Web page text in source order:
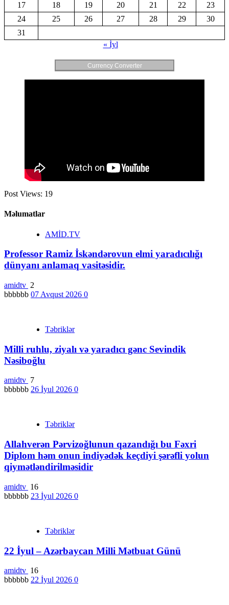
17
18 19 20 21 22
23
24
25 26 27 28 29
30
31
« İyl
Currency Converter
Post Views: 19
Məlumatlar
AMİD.TV
Professor Ramiz İskəndərovun elmi yaradıcılığı
dünyanı anlamaq vasitəsidir.
amidtv 2
bbbbbb 07 Avqust 2026 0
Təbriklər
Milli ruhlu, ziyalı və yaradıcı gənc Sevindik
Nəsiboğlu
amidtv 7
bbbbbb 26 İyul 2026 0
Təbriklər
Allahverən Pərvizoğlunun qazandığı bu Fəxri
Diplom həm onun indiyədək keçdiyi şərəfli yolun
qiymətləndirilməsidir
amidtv 16
bbbbbb 23 İyul 2026 0
Təbriklər
22 İyul – Azərbaycan Milli Mətbuat Günü
amidtv 16
bbbbbb 22 İyul 2026 0